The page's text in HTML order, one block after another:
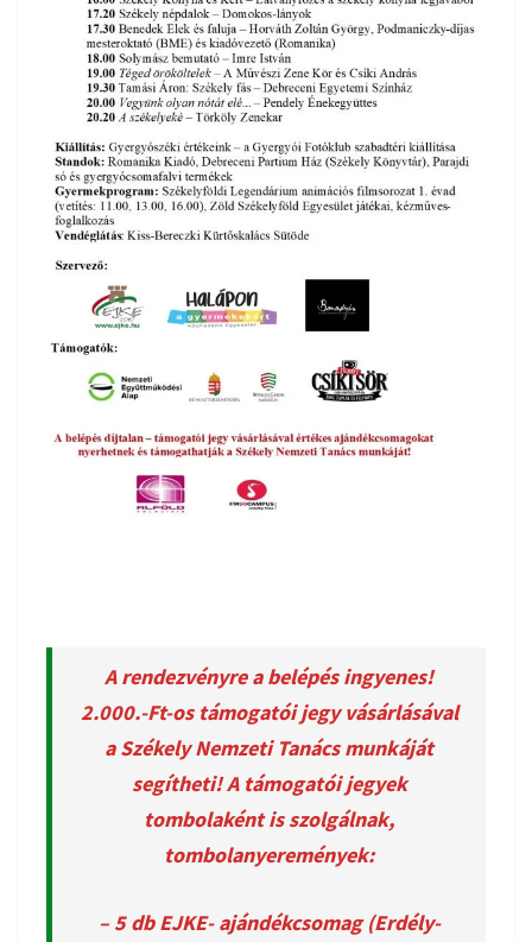
A rendezvényre a belépés ingyenes!
2.000.-Ft-os támogatói jegy vásárlásával
a Székely Nemzeti Tanács munkáját
segítheti! A támogatói jegyek
tombolaként is szolgálnak,
tombolanyeremények:
– 5 db EJKE- ajándékcsomag (Erdély-